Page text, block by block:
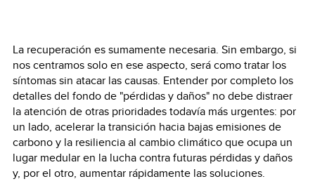
La recuperación es sumamente necesaria. Sin embargo, si
nos centramos solo en ese aspecto, será como tratar los
síntomas sin atacar las causas. Entender por completo los
detalles del fondo de "pérdidas y daños" no debe distraer
la atención de otras prioridades todavía más urgentes: por
un lado, acelerar la transición hacia bajas emisiones de
carbono y la resiliencia al cambio climático que ocupa un
lugar medular en la lucha contra futuras pérdidas y daños
y, por el otro, aumentar rápidamente las soluciones.